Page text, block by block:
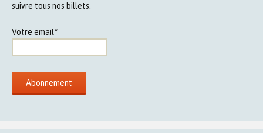
suivre tous nos billets.
Votre email*